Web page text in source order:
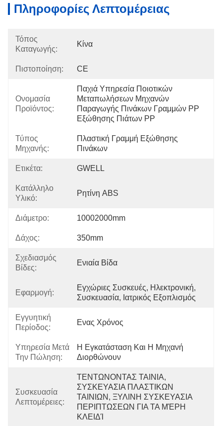
Πληροφορίες Λεπτομέρειας
Τόπος
Καταγωγής:
Κίνα
Πιστοποίηση: CE
Ονομασία
Προϊόντος:
Παχιά Υπηρεσία Ποιοτικών
Μεταπωλήσεων Μηχανών
Παραγωγής Πινάκων Γραμμών PP
Εξώθησης Πιάτων PP
Τύπος
Μηχανής:
Πλαστική Γραμμή Εξώθησης
Πινάκων
Ετικέτα: GWELL
Κατάλληλο
Υλικό:
Ρητίνη ABS
Διάμετρο: 10002000mm
Δάχος: 350mm
Σχεδιασμός
Βίδες:
Ενιαία Βίδα
Εφαρμογή:
Εγχώριες Συσκευές, Ηλεκτρονική,
Συσκευασία, Ιατρικός Εξοπλισμός
Εγγυητική
Περίοδος:
Ενας Χρόνος
Υπηρεσία Μετά
Την Πώληση:
Η Εγκατάσταση Και Η Μηχανή
Διορθώνουν
Συσκευασία
Λεπτομέρειες:
ΤΕΝΤΩΝΟΝΤΑΣ ΤΑΙΝΙΑ,
ΣΥΣΚΕΥΑΣΙΑ ΠΛΑΣΤΙΚΩΝ
ΤΑΙΝΙΩΝ, ΞΥΛΙΝΗ ΣΥΣΚΕΥΑΣΙΑ
ΠΕΡΙΠΤΩΣΕΩΝ ΓΙΑ ΤΑ ΜΈΡΗ
ΚΛΕΙΔΊ